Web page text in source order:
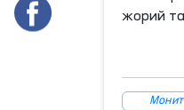
жорий